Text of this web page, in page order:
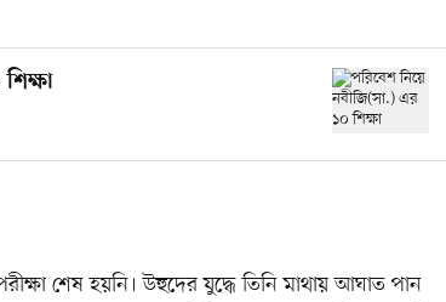
শেষ হয়নি। উহুদের যুদ্ধে তিনি মাথায় আঘাত পান